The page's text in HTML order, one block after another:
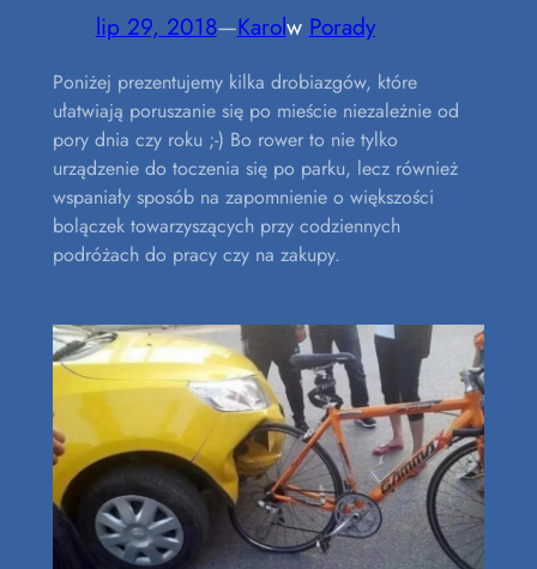
lip 29, 2018—Karolw Porady
Poniżej prezentujemy kilka drobiazgów, które
ułatwiają poruszanie się po mieście niezależnie od
pory dnia czy roku ;-) Bo rower to nie tylko
urządzenie do toczenia się po parku, lecz również
wspaniały sposób na zapomnienie o większości
bolączek towarzyszących przy codziennych
podróżach do pracy czy na zakupy.